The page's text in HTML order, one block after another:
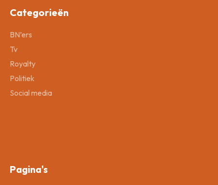
Categorieën
BN’ers
Tv
Royalty
Politiek
Social media
Pagina's